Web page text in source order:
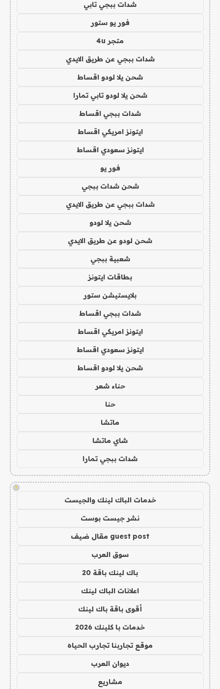
شدات ببجي تابي
فور يو ستور
متجر 4u
شدات ببجي عن طريق الايدي
شحن يلا لودو اقساط
شحن يلا لودو تابي تمارا
شدات ببجي اقساط
ايتونز امريكي اقساط
ايتونز سعودي اقساط
فور يو
شحن شدات ببجي
شدات ببجي عن طريق الايدي
شحن يلا لودو
شحن لودو عن طريق الايدي
شعبية ببجي
بطاقات ايتونز
بلايستيشن ستور
شدات ببجي اقساط
ايتونز امريكي اقساط
ايتونز سعودي اقساط
شحن يلا لودو اقساط
حناء شعر
حنا
ماتشا
شاي ماتشا
شدات ببجي تمارا
!
خدمات الباك لينك والجيست
نشر جيست بوست
guest post مقال ضيف
سوق العرب
باك لينك باقة 20
اعلانات الباك لينك
أقوى باقة باك لينك
خدمات با كلينك 2026
موقع تجاربنا تجارب الحياه
ديوان العرب
مشاريع